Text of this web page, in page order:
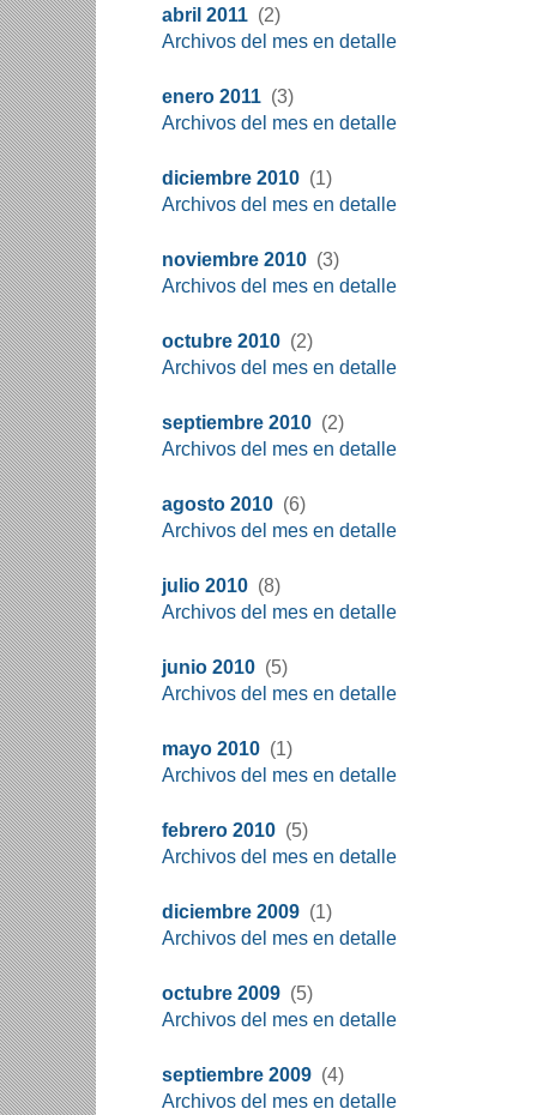
abril 2011 (2)
Archivos del mes en detalle
enero 2011 (3)
Archivos del mes en detalle
diciembre 2010 (1)
Archivos del mes en detalle
noviembre 2010 (3)
Archivos del mes en detalle
octubre 2010 (2)
Archivos del mes en detalle
septiembre 2010 (2)
Archivos del mes en detalle
agosto 2010 (6)
Archivos del mes en detalle
julio 2010 (8)
Archivos del mes en detalle
junio 2010 (5)
Archivos del mes en detalle
mayo 2010 (1)
Archivos del mes en detalle
febrero 2010 (5)
Archivos del mes en detalle
diciembre 2009 (1)
Archivos del mes en detalle
octubre 2009 (5)
Archivos del mes en detalle
septiembre 2009 (4)
Archivos del mes en detalle